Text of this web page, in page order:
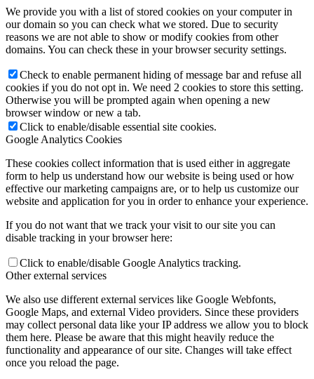
We provide you with a list of stored cookies on your computer in
our domain so you can check what we stored. Due to security
reasons we are not able to show or modify cookies from other
domains. You can check these in your browser security settings.
Check to enable permanent hiding of message bar and refuse all
cookies if you do not opt in. We need 2 cookies to store this setting.
Otherwise you will be prompted again when opening a new
browser window or new a tab.
Click to enable/disable essential site cookies.
Google Analytics Cookies
These cookies collect information that is used either in aggregate
form to help us understand how our website is being used or how
effective our marketing campaigns are, or to help us customize our
website and application for you in order to enhance your experience.
If you do not want that we track your visit to our site you can
disable tracking in your browser here:
Click to enable/disable Google Analytics tracking.
Other external services
We also use different external services like Google Webfonts,
Google Maps, and external Video providers. Since these providers
may collect personal data like your IP address we allow you to block
them here. Please be aware that this might heavily reduce the
functionality and appearance of our site. Changes will take effect
once you reload the page.